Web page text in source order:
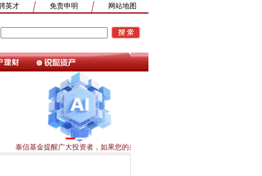
英才 免责申明 网站地图
2 3
泰信基金提醒广大投资者，如果您的身份证件或者身份证明文件已经过期，请